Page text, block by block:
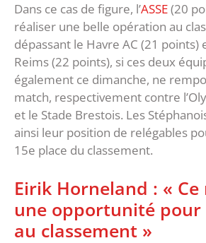
Dans ce cas de figure, l’ASSE(20
réaliser une belle opération au
dépassant le Havre AC (21 points)
Reims (22 points), si ces deux
également ce dimanche, ne
match, respectivement contre
et le Stade Brestois. Les
ainsi leur position de relégables
15e place du classement.
Eirik Horneland : «
une opportunité pour
au classement »